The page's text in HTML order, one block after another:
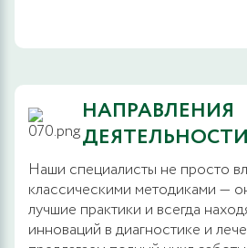
НАПРАВЛЕНИЯ
Наши специалисты не просто
классическими методиками —
лучшие практики и всегда
инноваций в диагностике и